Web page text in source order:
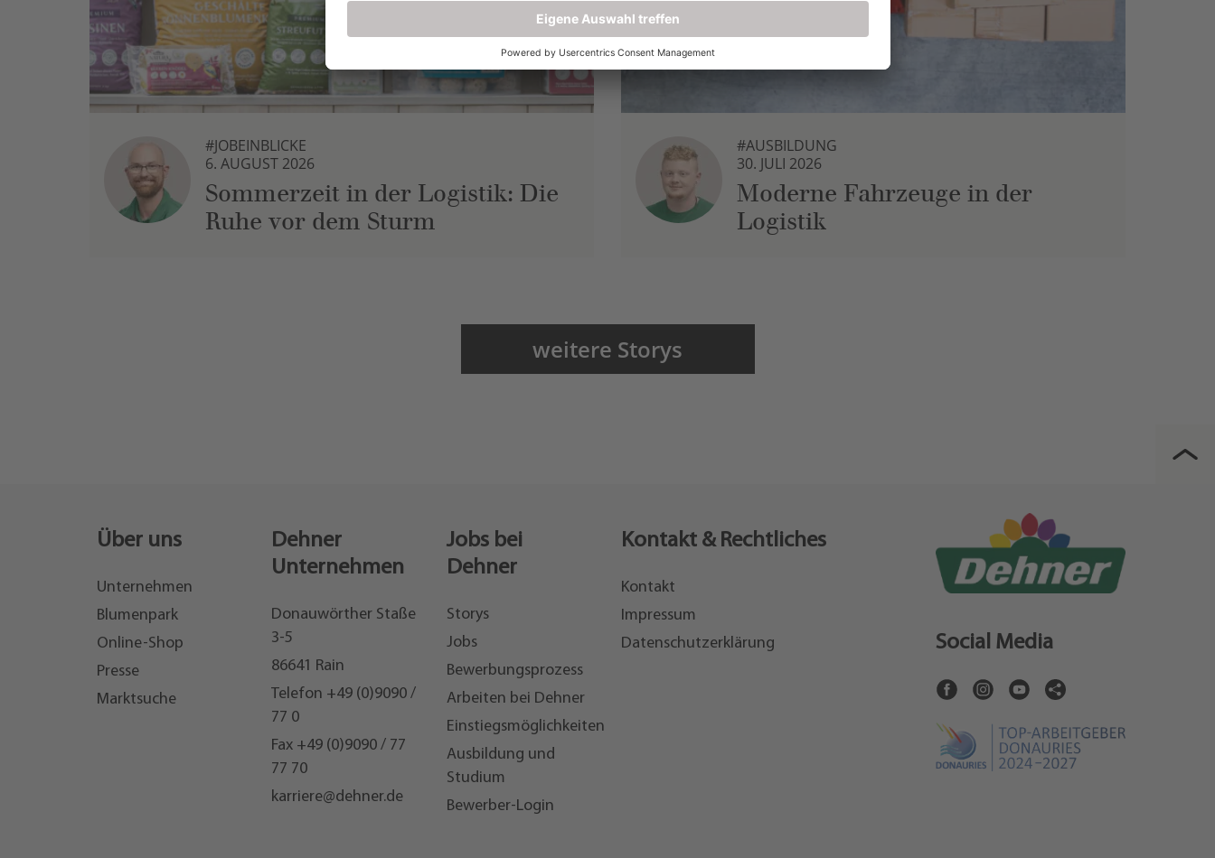
#JOBEINBLICKE
6. AUGUST 2026
Sommerzeit in der Logistik: Die
Ruhe vor dem Sturm
#AUSBILDUNG
30. JULI 2026
Moderne Fahrzeuge in der
Logistik
weitere Storys
Über uns
Unternehmen
Blumenpark
Online-Shop
Presse
Marktsuche
Dehner
Unternehmen
Donauwörther Staße
3-5
86641 Rain
Telefon +49 (0)9090 /
77 0
Fax +49 (0)9090 / 77
77 70
karriere@dehner.de
Jobs bei
Dehner
Storys
Jobs
Bewerbungsprozess
Arbeiten bei Dehner
Einstiegsmöglichkeiten
Ausbildung und
Studium
Bewerber-Login
Kontakt & Rechtliches
Kontakt
Impressum
Datenschutzerklärung
Social Media